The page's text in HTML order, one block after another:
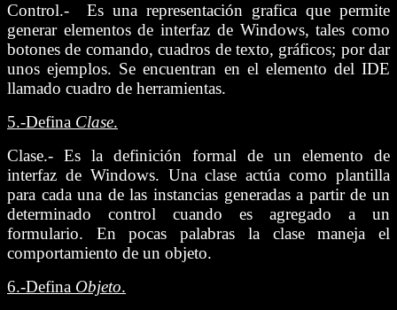
Control.- Es una representación grafica que permite
generar elementos de interfaz de Windows, tales como
botones de comando, cuadros de texto, gráficos; por dar
unos ejemplos. Se encuentran en el elemento del IDE
llamado cuadro de herramientas.
5.-Defina Clase.
Clase.- Es la definición formal de un elemento de
interfaz de Windows. Una clase actúa como plantilla
para cada una de las instancias generadas a partir de un
determinado control cuando es agregado a un
formulario. En pocas palabras la clase maneja el
comportamiento de un objeto.
6.-Defina Objeto.